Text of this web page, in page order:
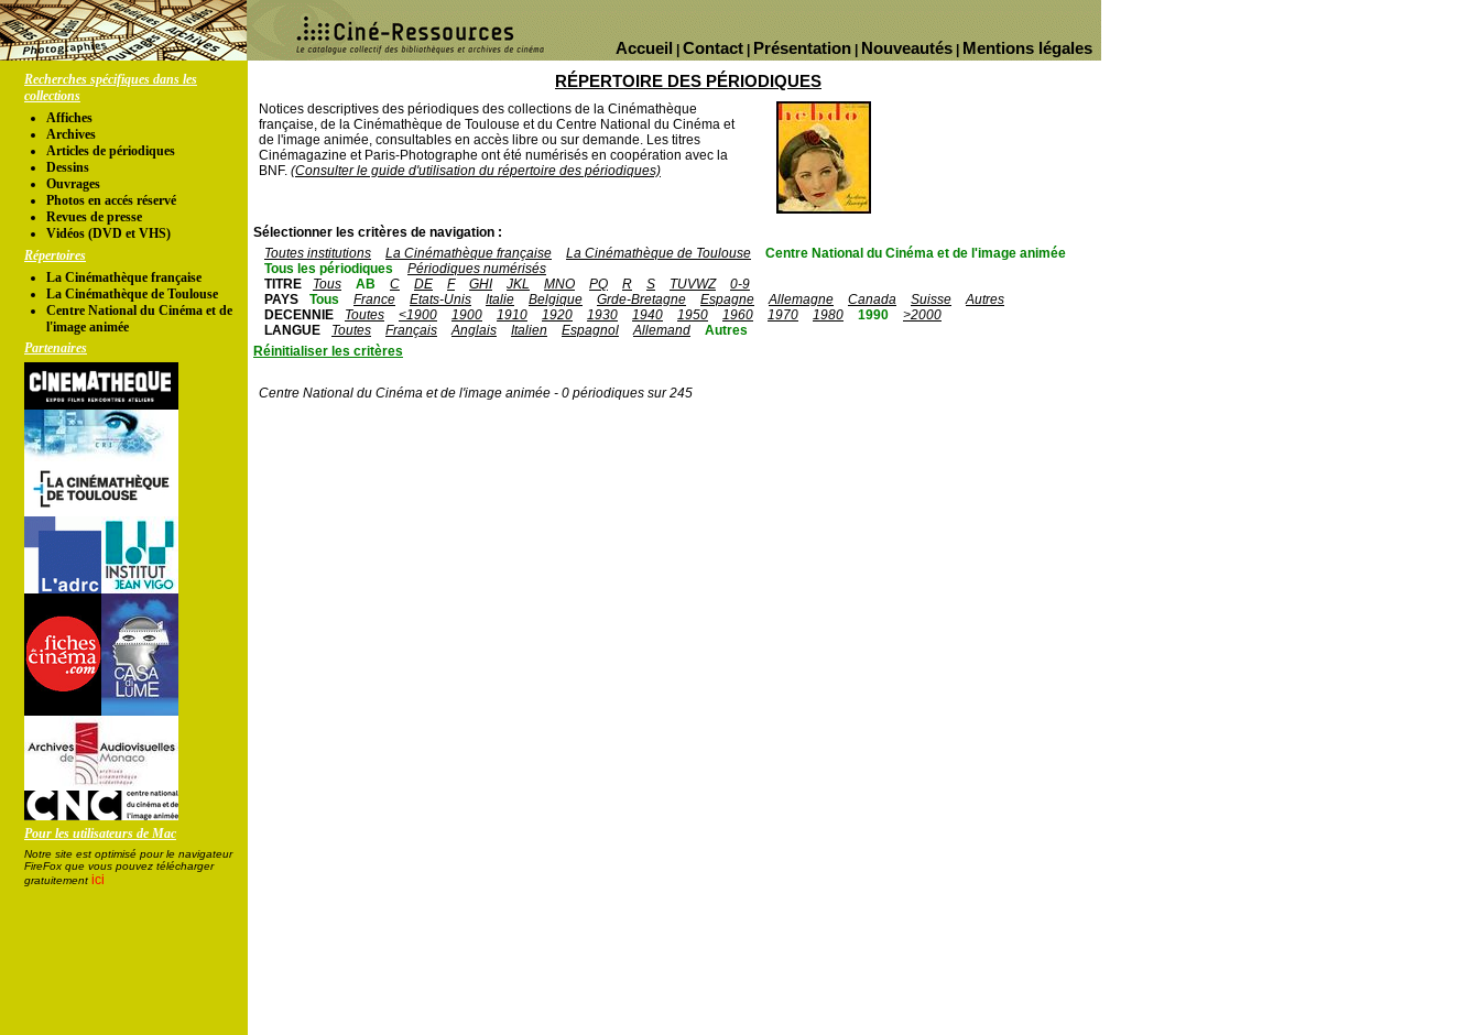
Mentions légales
Nouveautés
Présentation
Contact
Accueil
Recherches spécifiques dans les
collections
Affiches
Archives
Articles de périodiques
Dessins
Ouvrages
Photos en accés réservé
Revues de presse
Vidéos (DVD et VHS)
Répertoires
La Cinémathèque française
La Cinémathèque de Toulouse
Centre National du Cinéma et de
l'image animée
Partenaires
Pour les utilisateurs de Mac
Notre site est optimisé pour le navigateur
FireFox que vous pouvez télécharger
gratuitement ici
RÉPERTOIRE DES PÉRIODIQUES
Notices descriptives des périodiques des collections de la Cinémathèque
française, de la Cinémathèque de Toulouse et du Centre National du Cinéma et
de l'image animée, consultables en accès libre ou sur demande. Les titres
Cinémagazine et Paris-Photographe ont été numérisés en coopération avec la
BNF. (Consulter le guide d'utilisation du répertoire des périodiques)
Sélectionner les critères de navigation :
Toutes institutions
La Cinémathèque française La Cinémathèque de Toulouse
Centre National du Cinéma et de l'image animée
Tous les périodiques
Périodiques numérisés
TITRE
Tous AB C DE F GHI JKL MNO PQ R S TUVWZ
0-9
PAYS
Tous France Etats-Unis Italie Belgique Grde-Bretagne Espagne Allemagne Canada Suisse
Autres
DECENNIE
Toutes <1900 1900 1910 1920 1930 1940 1950 1960 1970 1980 1990
>2000
LANGUE
Toutes Français Anglais Italien Espagnol Allemand
Autres
Réinitialiser les critères
Centre National du Cinéma et de l'image animée - 0 périodiques sur 245